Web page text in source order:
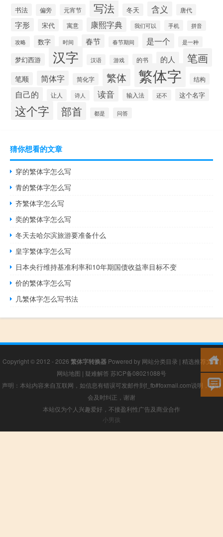
书法 偏旁 元宵节 写法 冬天 含义 唐代
字形 宋代 寓意 康熙字典 我们可以 手机 拼音
攻略 数字 时间 春节 春节期间 是一个 是一种
梦幻西游 汉字 汉语 游戏 的书 的人 笔画
笔顺 简体字 简化字 繁体 繁体字 结构
自己的 让人 诗人 读音 输入法 还不 这个名字
这个字 部首 都是 问答
猜你想看的文章
穿的繁体字怎么写
青的繁体字怎么写
齐繁体字怎么写
奕的繁体字怎么写
冬天去哈尔滨旅游要准备什么
皇字繁体字怎么写
日本央行维持基准利率和10年期国债收益率目标不变
价的繁体字怎么写
几繁体字怎么写书法
Copyright © 2012 - 2026 繁体字转换器Powered by 网站分类目录 | 精选推荐文章|
网站地图 | 疑难解答 苏ICP备08021088号
声明：本站内容来自互联网，如信息有错误可发邮件到f_fb#foxmail.com说明，我们
会及时纠正，谢谢
本站仅为个人兴趣爱好，不接盈利性广告及商业合作
小男孩